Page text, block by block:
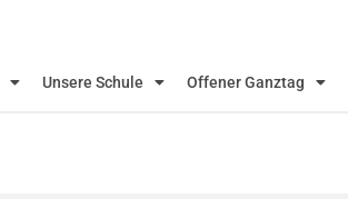
Unsere Schule Offener Ganztag